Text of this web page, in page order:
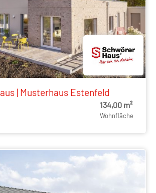
| Musterhaus Estenfeld
134,00 m²
Wohnfläche